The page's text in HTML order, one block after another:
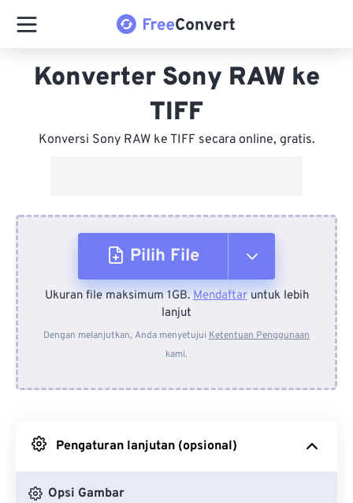
Konverter Sony RAW ke
TIFF
Konversi Sony RAW ke TIFF secara online, gratis.
Pilih File
Dari Perangkat
Dari Dropbox
Ukuran file maksimum 1GB.Mendaftaruntuk lebih
lanjut
Dengan melanjutkan, Anda menyetujui Ketentuan Penggunaan
kami.
Pengaturan lanjutan (opsional)
Opsi Gambar